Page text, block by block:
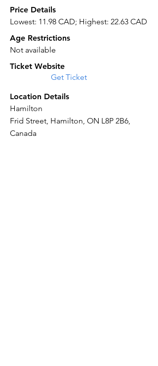
Price Details
Lowest: 11.98 CAD; Highest: 22.63 CAD
Age Restrictions
Not available
Ticket Website
Get Ticket
Location Details
Hamilton
Frid Street, Hamilton, ON L8P 2B6,
Canada